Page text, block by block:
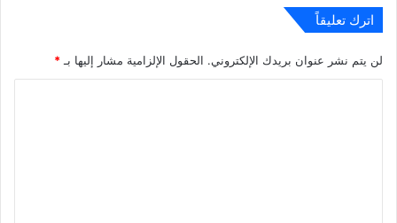
اترك تعليقاً
لن يتم نشر عنوان بريدك الإلكتروني. الحقول الإلزامية مشار إليها بـ *